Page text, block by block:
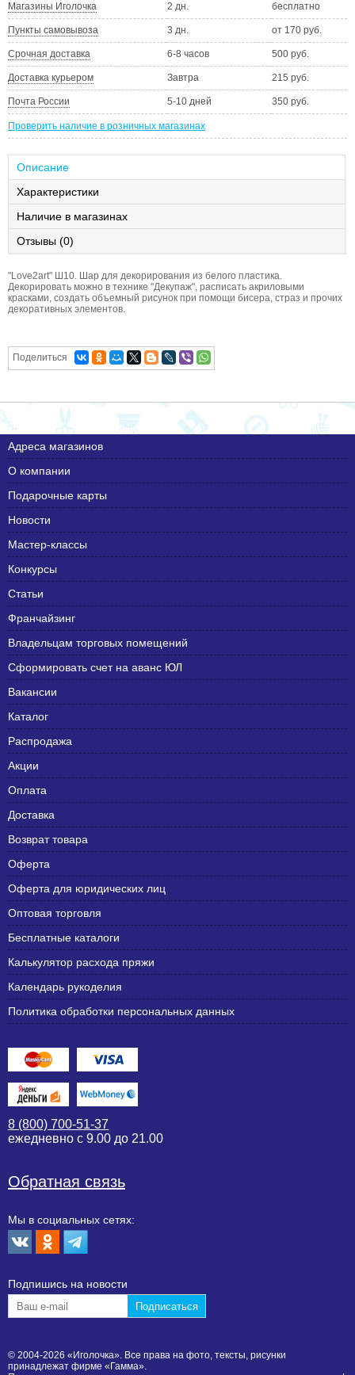
Магазины Иголочка 2 дн. бесплатно
Пункты самовывоза 3 дн. от 170 руб.
Срочная доставка 6-8 часов 500 руб.
Доставка курьером Завтра 215 руб.
Почта России 5-10 дней 350 руб.
Проверить наличие в розничных магазинах
Описание
Характеристики
Наличие в магазинах
Отзывы (0)
"Love2art" Ш10. Шар для декорирования из белого пластика.
Декорировать можно в технике "Декупаж", расписать акриловыми
красками, создать объемный рисунок при помощи бисера, страз и прочих
декоративных элементов.
Поделиться
Адреса магазинов
О компании
Подарочные карты
Новости
Мастер-классы
Конкурсы
Статьи
Франчайзинг
Владельцам торговых помещений
Сформировать счет на аванс ЮЛ
Вакансии
Каталог
Распродажа
Акции
Оплата
Доставка
Возврат товара
Оферта
Оферта для юридических лиц
Оптовая торговля
Бесплатные каталоги
Калькулятор расхода пряжи
Календарь рукоделия
Политика обработки персональных данных
8 (800) 700-51-37
ежедневно с 9.00 до 21.00
Обратная связь
Мы в социальных сетях:
Подпишиcь на новости
© 2004-2026 «Иголочка». Все права на фото, тексты, рисунки
принадлежат фирме «Гамма».